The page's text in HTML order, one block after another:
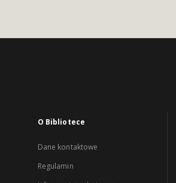
O Bibliotece
Dane kontaktowe
Regulamin